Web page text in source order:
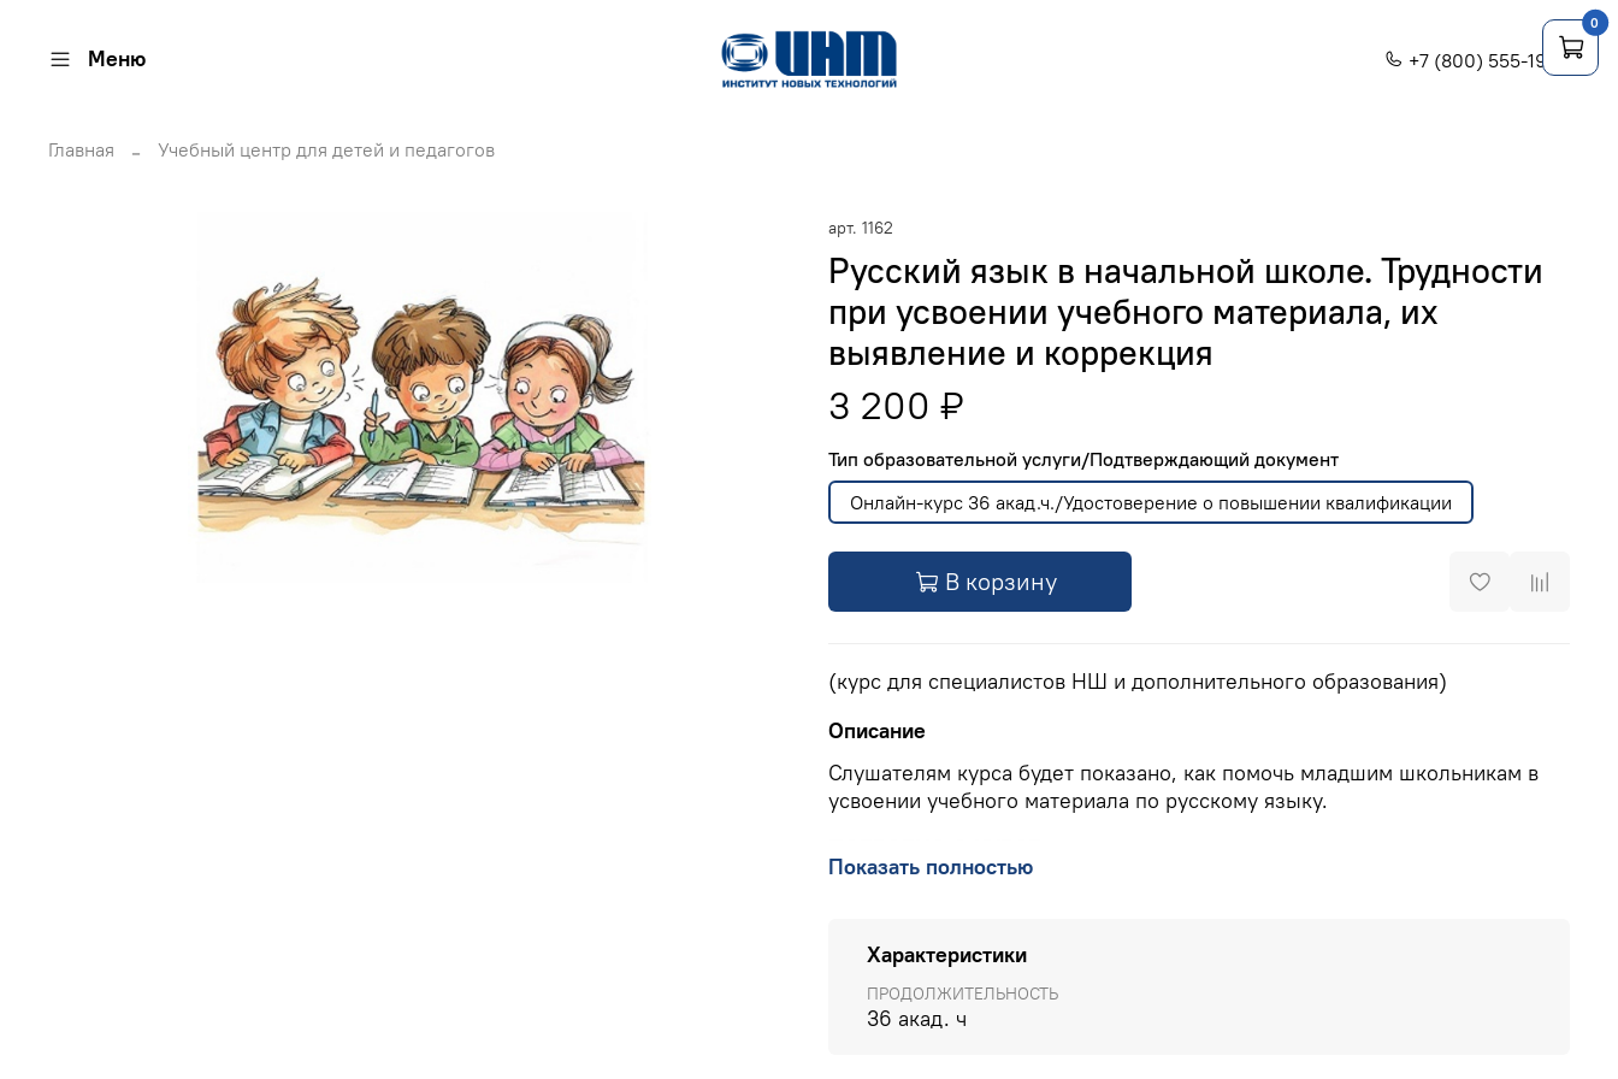
Меню +7 (800) 555-1956
Главная Учебный центр для детей и педагогов
арт. 1162
Русский язык в начальной школе. Трудности
при усвоении учебного материала, их
выявление и коррекция
3 200 ₽
Тип образовательной услуги/Подтверждающий документ
Онлайн-курс 36 акад.ч./Удостоверение о повышении квалификации
В корзину
(курс для специалистов НШ и дополнительного образования)
Описание
Слушателям курса будет показано, как помочь младшим школьникам в
усвоении учебного материала по русскому языку.
Показать полностью
Характеристики
ПРОДОЛЖИТЕЛЬНОСТЬ
36 акад. ч
0